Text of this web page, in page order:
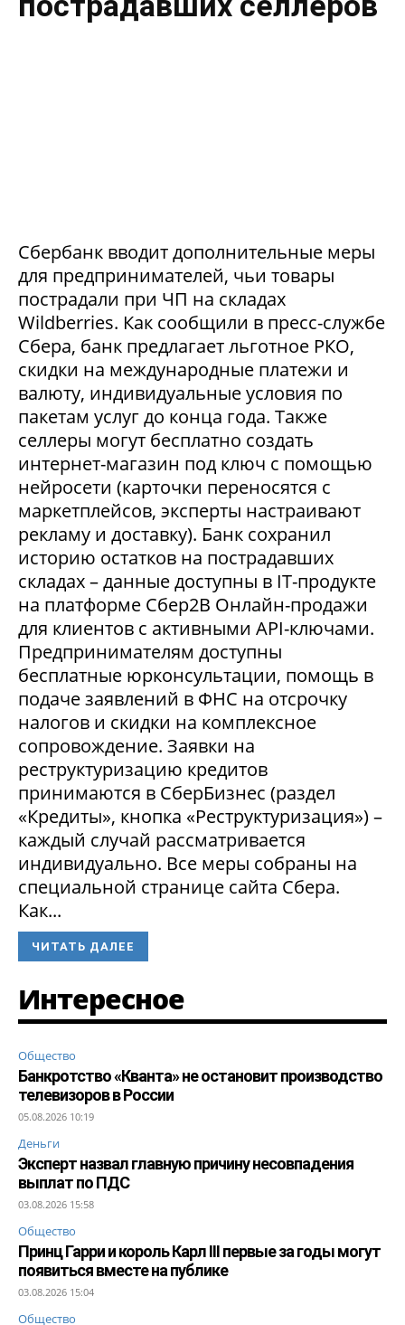
Сбербанк вводит дополнительные меры
для предпринимателей, чьи товары
пострадали при ЧП на складах
Wildberries. Как сообщили в пресс-службе
Сбера, банк предлагает льготное РКО,
скидки на международные платежи и
валюту, индивидуальные условия по
пакетам услуг до конца года. Также
селлеры могут бесплатно создать
интернет-магазин под ключ с помощью
нейросети (карточки переносятся с
маркетплейсов, эксперты настраивают
рекламу и доставку). Банк сохранил
историю остатков на пострадавших
складах – данные доступны в IT-продукте
на платформе Сбер2В Онлайн-продажи
для клиентов с активными API-ключами.
Предпринимателям доступны
бесплатные юрконсультации, помощь в
подаче заявлений в ФНС на отсрочку
налогов и скидки на комплексное
сопровождение. Заявки на
реструктуризацию кредитов
принимаются в СберБизнес (раздел
«Кредиты», кнопка «Реструктуризация») –
каждый случай рассматривается
индивидуально. Все меры собраны на
специальной странице сайта Сбера.
Как...
ЧИТАТЬ ДАЛЕЕ
Интересное
Общество
Банкротство «Кванта» не остановит производство
телевизоров в России
05.08.2026 10:19
Деньги
Эксперт назвал главную причину несовпадения
выплат по ПДС
03.08.2026 15:58
Общество
Принц Гарри и король Карл III первые за годы могут
появиться вместе на публике
03.08.2026 15:04
Общество